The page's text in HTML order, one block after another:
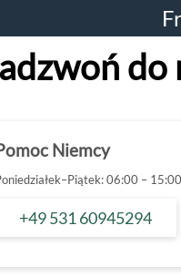
do
Niemcy
06:00 –
+49 531 60945294